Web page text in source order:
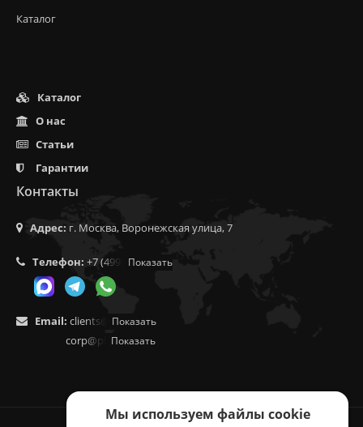
Каталог
Каталог
О нас
Статьи
Гарантии
Контакты
Адрес: г. Москва, Воронежская улица, 7
Телефон: +7 (499) 350-55-05
Показать
Email: clients@f9.market
Показать
corp@phoenix9.ru
Показать
Мы используем файлы cookie